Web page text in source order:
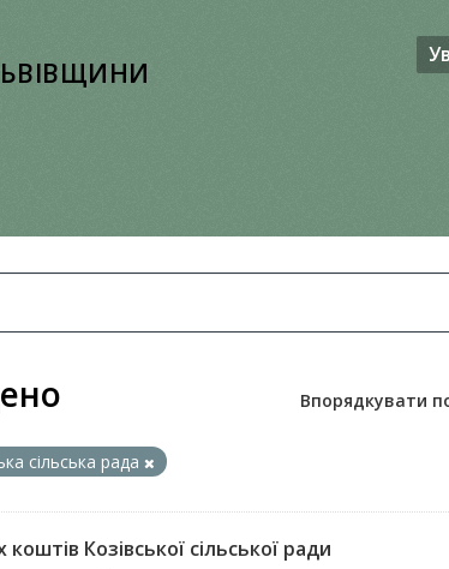
Впорядкувати
сільська рада
Козівської сільської ради